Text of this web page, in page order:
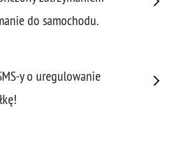
do samochodu.
y o uregulowanie